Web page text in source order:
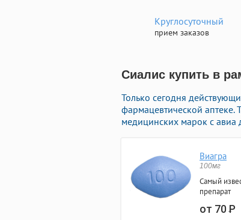
Круглосуточный
прием заказов
Сиалис купить в
Только сегодня
фармацевтической
медицинских марок с авиа
Виагра
100мг
Самый
препарат
от 70Р